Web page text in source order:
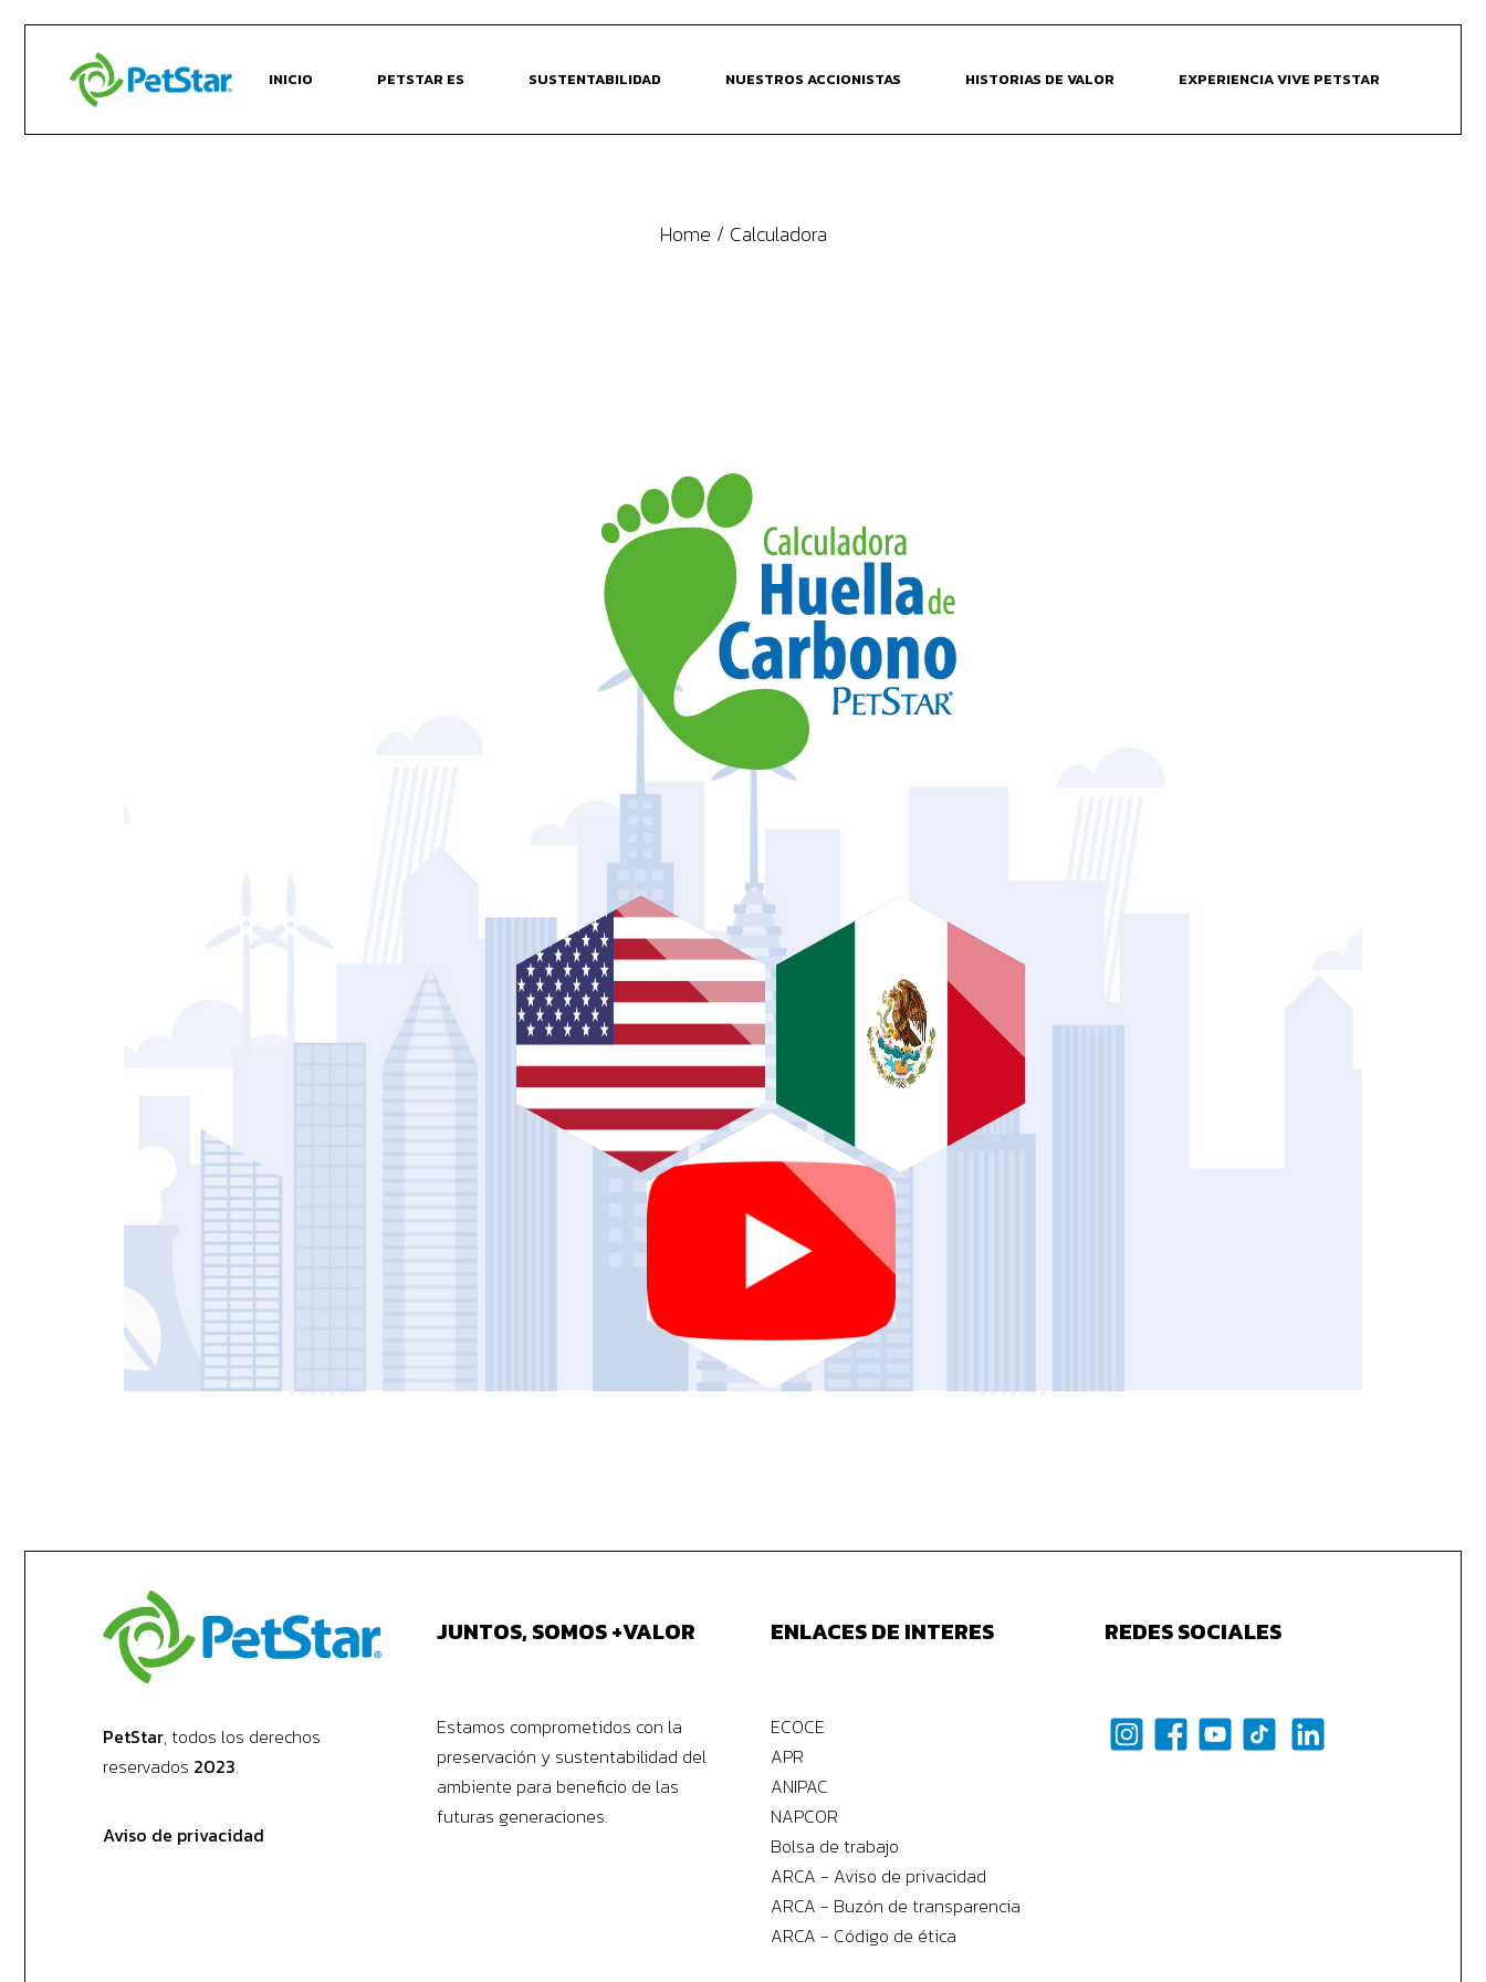
INICIO PETSTAR ES SUSTENTABILIDAD
+valoR Ambiental
NUESTROS ACCIONISTAS HISTORIAS DE VALOR EXPERIENCIA VIVE PETSTAR
+valor Económico
Home Calculadora
PetStar, todos los derechos
reservados 2023.
Aviso de privacidad
JUNTOS, SOMOS +VALOR
Estamos comprometidos con la
preservación y sustentabilidad del
ambiente para beneficio de las
futuras generaciones.
ENLACES DE INTERES
ECOCE
APR
ANIPAC
NAPCOR
Bolsa de trabajo
ARCA - Aviso de privacidad
ARCA - Buzón de transparencia
ARCA - Código de ética
REDES SOCIALES